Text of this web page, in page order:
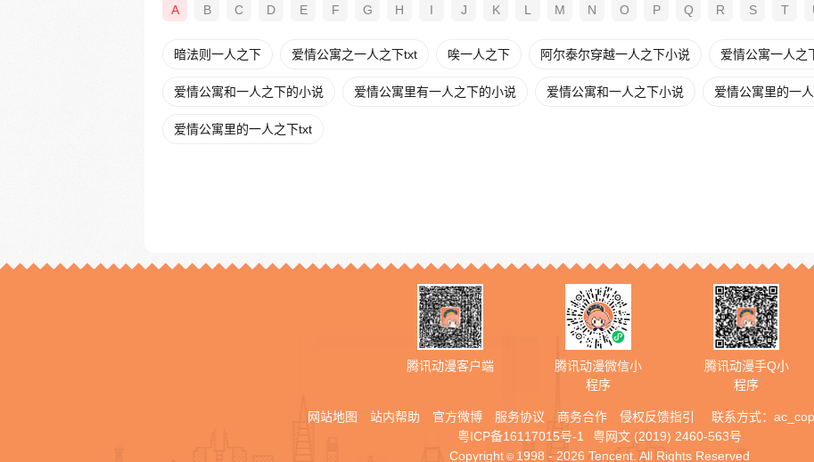
A B C D E F G H I J K L M N O P Q R S T
暗法则一人之下 爱情公寓之一人之下txt 唉一人之下 阿尔泰尔穿越一人之下小说 爱情公寓一人之
爱情公寓和一人之下的小说 爱情公寓里有一人之下的小说 爱情公寓和一人之下小说 爱情公寓里的一
爱情公寓里的一人之下txt
腾讯动漫客户端
腾讯动漫微信小
程序
腾讯动漫手Q小
程序
网站地图 站内帮助 官方微博 服务协议 商务合作 侵权反馈指引 联系方式：
粤ICP备16117015号-1
粤网文 (2019) 2460-563号
Copyright © 1998 - 2026 Tencent. All Rights Reserved